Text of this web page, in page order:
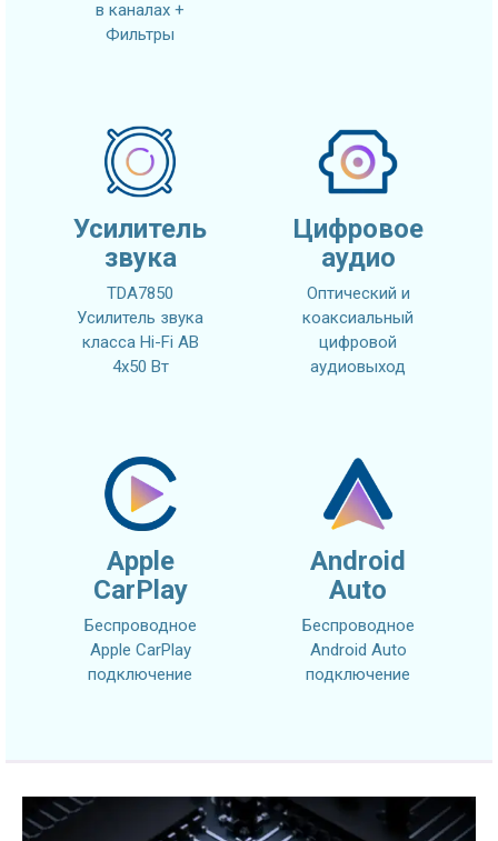
в каналах +
Фильтры
Усилитель
звука
TDA7850
Усилитель звука
класса Hi-Fi AB
4x50 Вт
Цифровое
аудио
Оптический и
коаксиальный
цифровой
аудиовыход
Apple
CarPlay
Беспроводное
Apple CarPlay
подключение
Android
Auto
Беспроводное
Android Auto
подключение